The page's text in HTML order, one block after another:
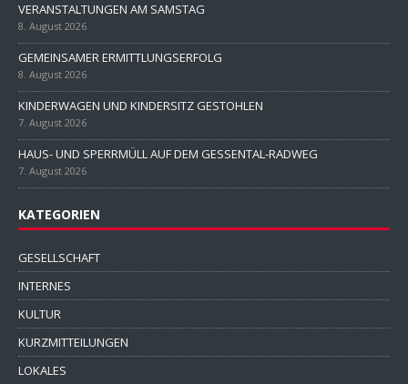
VERANSTALTUNGEN AM SAMSTAG
8. August 2026
GEMEINSAMER ERMITTLUNGSERFOLG
8. August 2026
KINDERWAGEN UND KINDERSITZ GESTOHLEN
7. August 2026
HAUS- UND SPERRMÜLL AUF DEM GESSENTAL-RADWEG
7. August 2026
KATEGORIEN
GESELLSCHAFT
INTERNES
KULTUR
KURZMITTEILUNGEN
LOKALES